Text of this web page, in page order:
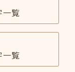
一覧
一覧